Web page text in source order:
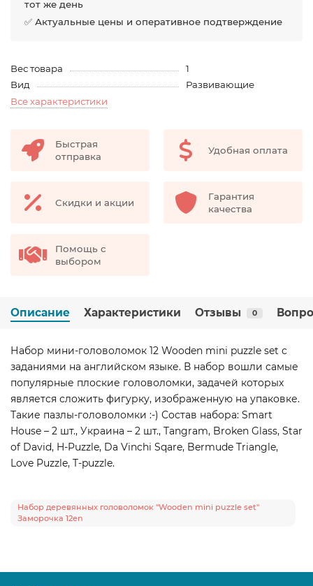
тот же день
✅ Актуальные цены и оперативное подтверждение
Вес товара
1
Вид
Развивающие
Все характеристики
Быстрая
отправка
Удобная оплата
Скидки и акции
Гарантия
качества
Помощь с
выбором
Описание Характеристики Отзывы 0
Набор мини-головоломок 12 Wooden mini puzzle set с
заданиями на английском языке. В набор вошли самые
популярные плоские головоломки, задачей которых
является сложить фигурку, изображенную на упаковке.
Такие пазлы-головоломки :-) Состав набора: Smart
House – 2 шт., Украина – 2 шт., Tangram, Broken Glass, Star
of David, H-Puzzle, Da Vinchi Sqare, Bermude Triangle,
Love Puzzle, T-puzzle.
Набор деревянных головоломок "Wooden mini puzzle set"
Заморочка 12en